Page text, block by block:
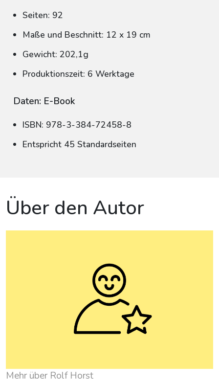
Seiten: 92
Maße und Beschnitt: 12 x 19 cm
Gewicht: 202,1g
Produktionszeit: 6 Werktage
Daten: E-Book
ISBN: 978-3-384-72458-8
Entspricht 45 Standardseiten
Über den Autor
Mehr über Rolf Horst